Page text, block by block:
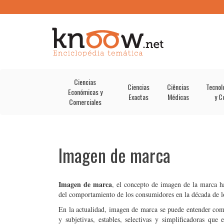
Ciencias
Económicas y
Comerciales
Ciencias
Exactas
Ciências
Médicas
y
Imagen de marca
Imagen de marca, el concepto de imagen de la marca
del comportamiento de los consumidores en la década de
En la actualidad, imagen de marca se puede entender
y subjetivas, estables, selectivas y simplificadoras